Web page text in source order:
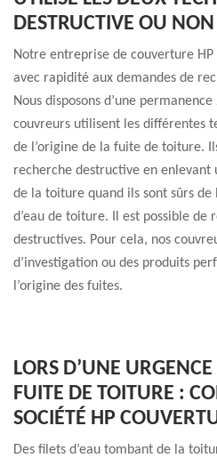
DESTRUCTIVE OU
Notre entreprise de couverture
avec rapidité aux demandes de
Nous disposons d’une
couvreurs utilisent les différentes
de l’origine de la fuite de toiture.
recherche destructive en enlevant
de la toiture quand ils sont sûrs
d’eau de toiture. Il est possible de
destructives. Pour cela, nos
d’investigation ou des produits
l’origine des fuites.
LORS D’UNE
FUITE DE TOITURE :
SOCIÉTÉ HP
Des filets d’eau tombant de la